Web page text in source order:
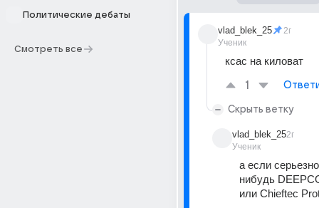
Политические дебаты
Смотреть все
vlad_blek_25
Ученик
2г
ксас на киловат
1
Скрыть ветку
vlad_blek_25
Ученик
2г
а если
нибудь
или Chieftec